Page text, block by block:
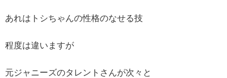
あれはトシちゃんの性格のなせる技
程度は違いますが
元ジャニーズのタレントさんが次々と